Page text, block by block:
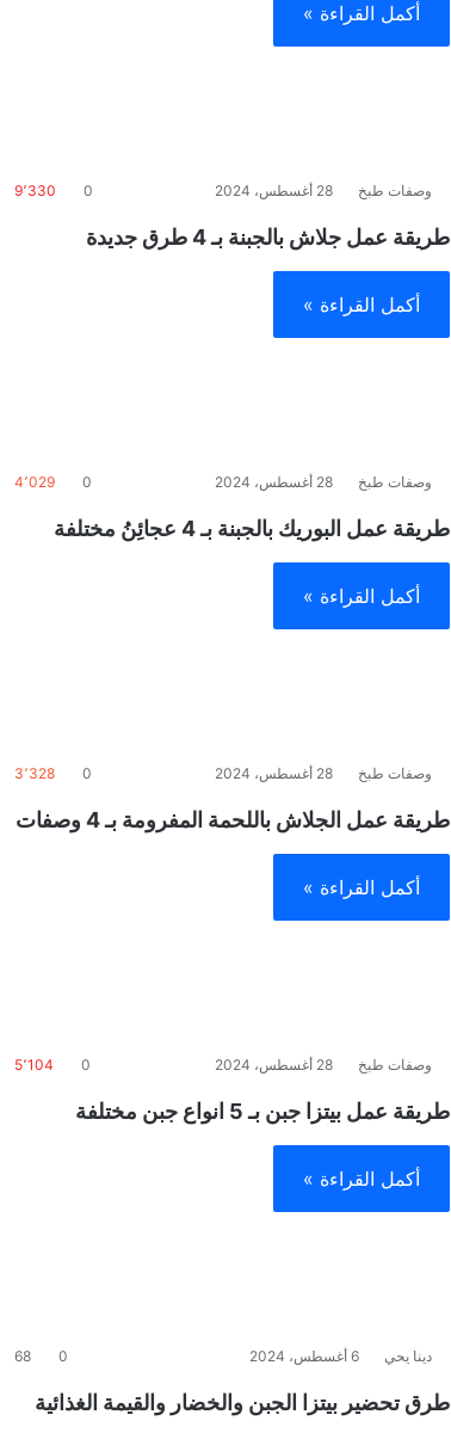
أكمل القراءة »
وصفات طبخ 28 أغسطس، 2024 0 9٬330
طريقة عمل جلاش بالجبنة بـ 4 طرق جديدة
أكمل القراءة »
وصفات طبخ 28 أغسطس، 2024 0 4٬029
طريقة عمل البوريك بالجبنة بـ 4 عجائِنُ مختلفة
أكمل القراءة »
وصفات طبخ 28 أغسطس، 2024 0 3٬328
طريقة عمل الجلاش باللحمة المفرومة بـ 4 وصفات
أكمل القراءة »
وصفات طبخ 28 أغسطس، 2024 0 5٬104
طريقة عمل بيتزا جبن بـ 5 انواع جبن مختلفة
أكمل القراءة »
دينا يحي 6 أغسطس، 2024 0
68
طرق تحضير بيتزا الجبن والخضار والقيمة الغذائية